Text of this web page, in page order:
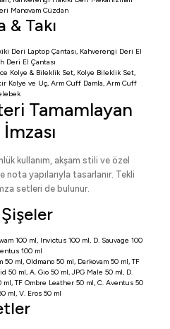
Manovam Cüzdan
& Takı
Deri Laptop Çantası, Kahverengi Deri El
Deri El Çantası
Kolye & Bileklik Set, Kolye Bileklik Set,
Kolye ve Uç, Arm Cuff Damla, Arm Cuff
Tamamlayan
kullanım, akşam stili ve özel
yapılarıyla tasarlanır. Tekli
setleri de bulunur.
100 ml, Invictus 100 ml, D. Sauvage 100
100 ml
50 ml, Oldmano 50 ml, Darkovam 50 ml,TF
50 ml, A. Gio 50 ml,JPG Male 50 ml, D.
ml,TF Ombre Leather 50 ml, C. Aventus 50
ml, V. Eros 50 ml